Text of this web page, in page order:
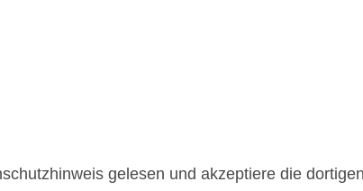
gelesen und akzeptiere die